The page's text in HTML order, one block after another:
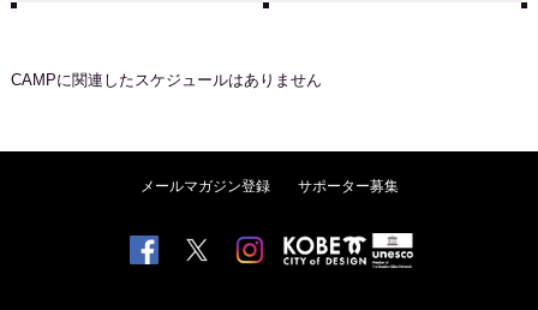
CAMPに関連したスケジュールはありません
メールマガジン登録 サポーター募集